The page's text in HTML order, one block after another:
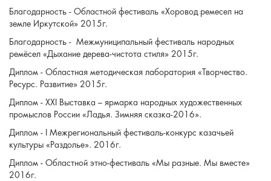
Благодарность - Областной фестиваль «Хоровод ремесел на
земле Иркутской» 2015г.
Благодарность - Межмуниципальный фестиваль народных
ремёсел «Дыхание дерева-чистота стиля» 2015г.
Диплом - Областная методическая лаборатория «Творчество.
Ресурс. Развитие» 2015г.
Диплом - XXI Выставка – ярмарка народных художественных
промыслов России «Ладья. Зимняя сказка-2016».
Диплом - I Межрегиональный фестиваль-конкурс казачьей
культуры «Раздолье». 2016г.
Диплом - Областной этно-фестиваль «Мы разные. Мы вместе»
2016г.